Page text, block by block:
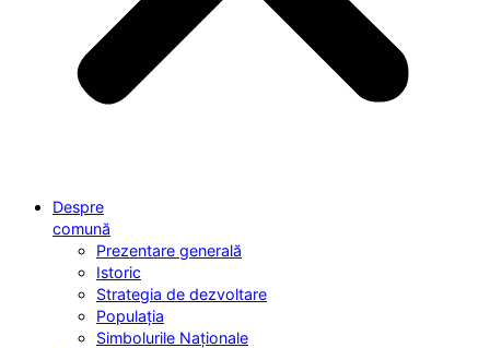
Despre
comună
Prezentare generală
Istoric
Strategia de dezvoltare
Populația
Simbolurile Naționale